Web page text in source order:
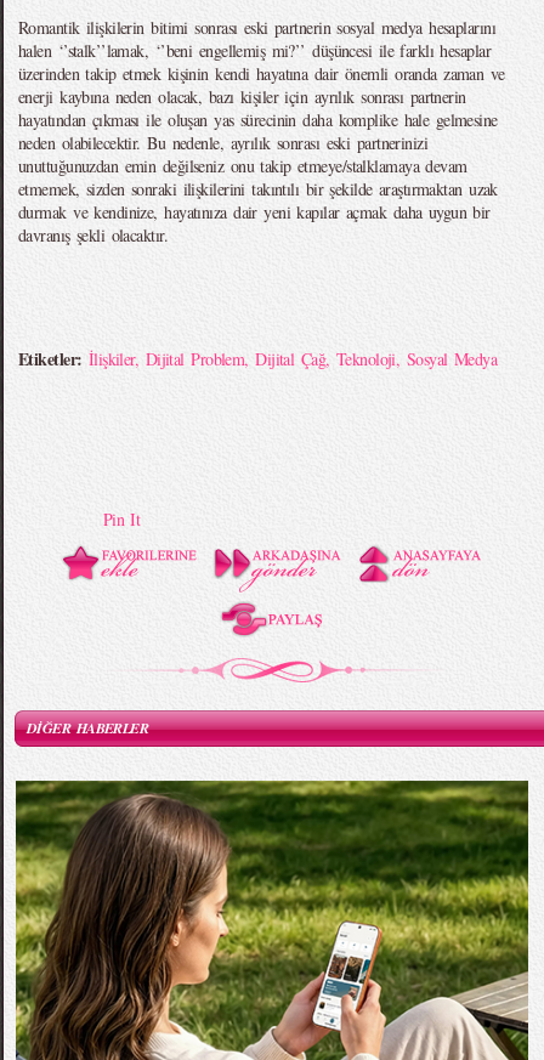
Romantik ilişkilerin bitimi sonrası eski partnerin sosyal medya hesaplarını
halen ‘’stalk’’lamak, ‘’beni engellemiş mi?’’ düşüncesi ile farklı hesaplar
üzerinden takip etmek kişinin kendi hayatına dair önemli oranda zaman ve
enerji kaybına neden olacak, bazı kişiler için ayrılık sonrası partnerin
hayatından çıkması ile oluşan yas sürecinin daha komplike hale gelmesine
neden olabilecektir. Bu nedenle, ayrılık sonrası eski partnerinizi
unuttuğunuzdan emin değilseniz onu takip etmeye/stalklamaya devam
etmemek, sizden sonraki ilişkilerini takıntılı bir şekilde araştırmaktan uzak
durmak ve kendinize, hayatınıza dair yeni kapılar açmak daha uygun bir
davranış şekli olacaktır.
Etiketler: İlişkiler, Dijital Problem,Dijital Çağ, Teknoloji, Sosyal Medya
Pin It
DİĞER HABERLER